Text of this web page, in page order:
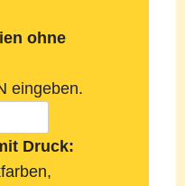
ohne
eingeben.
Druck: